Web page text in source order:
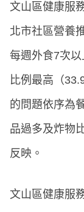
文山區健康服
北市社區營養
每週外食7次
比例最高（
的問題依序為
品過多及炸物
反映。
文山區健康服